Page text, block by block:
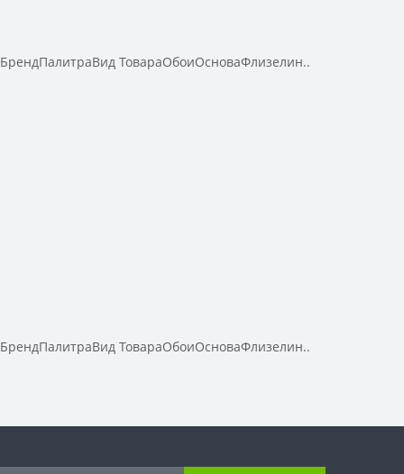
ТовараОбоиОсноваФлизелин..
ТовараОбоиОсноваФлизелин..